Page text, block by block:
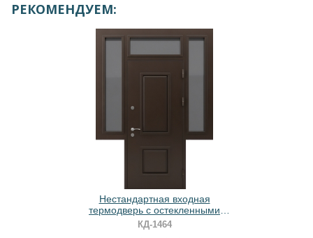
РЕКОМЕНДУЕМ:
Нестандартная входная
термодверь с остекленными
вставками, металлофиленкой и
МДФ
КД-1464